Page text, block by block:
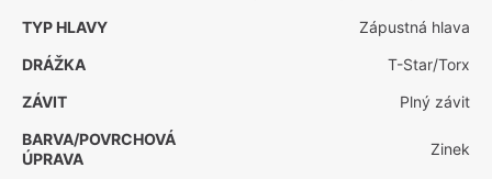
TYP HLAVY
Zápustná hlava
DRÁŽKA
T-Star/Torx
ZÁVIT
Plný závit
BARVA/POVRCHOVÁ
ÚPRAVA
Zinek